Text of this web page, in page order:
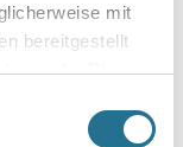
mit
bereitgestellt
der Dienste